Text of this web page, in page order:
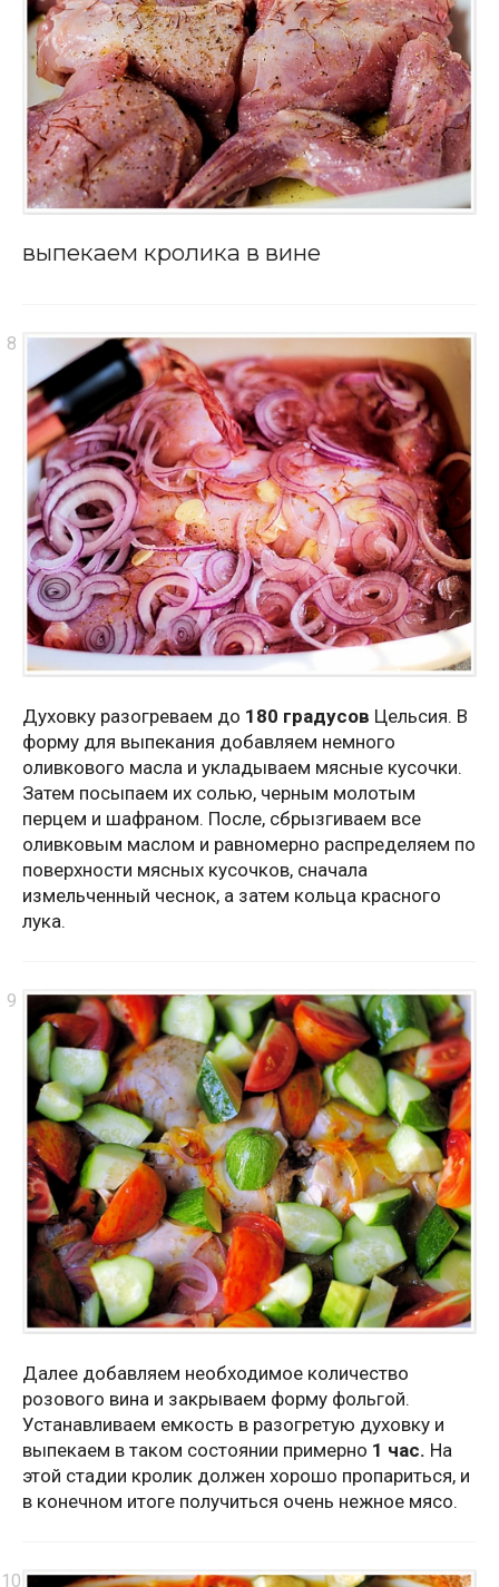
выпекаем кролика в вине
Духовку разогреваем до 180 градусов Цельсия. В
форму для выпекания добавляем немного
оливкового масла и укладываем мясные кусочки.
Затем посыпаем их солью, черным молотым
перцем и шафраном. После, сбрызгиваем все
оливковым маслом и равномерно распределяем по
поверхности мясных кусочков, сначала
измельченный чеснок, а затем кольца красного
лука.
Далее добавляем необходимое количество
розового вина и закрываем форму фольгой.
Устанавливаем емкость в разогретую духовку и
выпекаем в таком состоянии примерно 1 час. На
этой стадии кролик должен хорошо пропариться, и
в конечном итоге получиться очень нежное мясо.